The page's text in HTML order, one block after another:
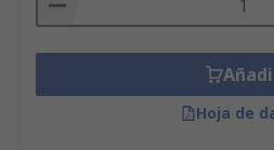
Hoja de